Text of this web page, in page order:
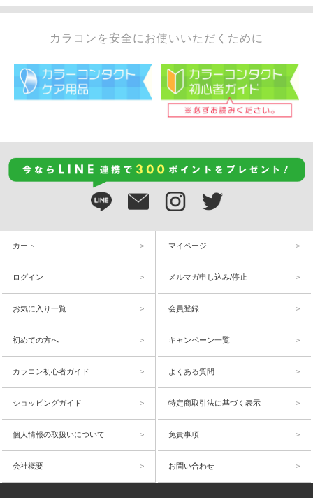
カラコンを安全にお使いいただくために
カート マイページ
ログイン メルマガ申し込み/停止
お気に入り一覧 会員登録
初めての方へ キャンペーン一覧
カラコン初心者ガイド よくある質問
ショッピングガイド 特定商取引法に基づく表示
個人情報の取扱いについて 免責事項
会社概要 お問い合わせ